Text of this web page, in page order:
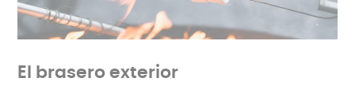
El brasero exterior